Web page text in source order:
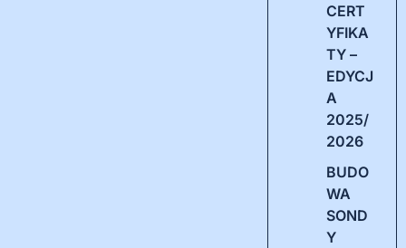
CERT
YFIKA
TY –
EDYCJ
A
2025/
2026
BUDO
WA
SOND
Y